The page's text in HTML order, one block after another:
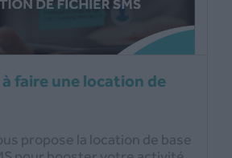
faire une location de
propose la location de base